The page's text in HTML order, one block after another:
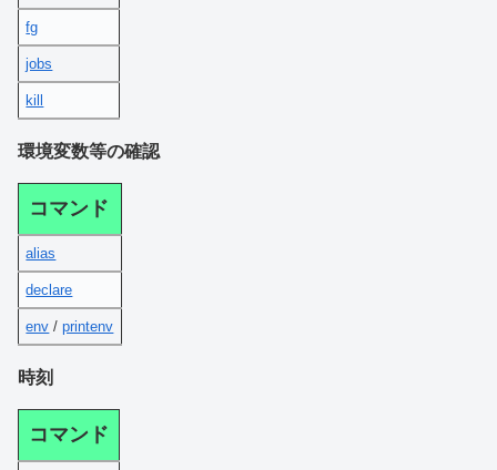
fg
jobs
kill
環境変数等の確認
コマンド
alias
declare
env /printenv
時刻
コマンド